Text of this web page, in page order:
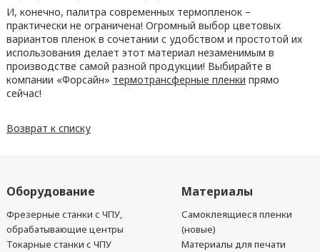
И, конечно, палитра современных термопленок –
практически не ограничена! Огромный выбор цветовых
вариантов пленок в сочетании с удобством и простотой их
использования делает этот материал незаменимым в
производстве самой разной продукции! Выбирайте в
компании «Форсайн» термотрансферные пленки прямо
сейчас!
Возврат к списку
Оборудование
Фрезерные станки с ЧПУ,
обрабатывающие центры
Токарные станки с ЧПУ
Материалы
Самоклеящиеся пленки
(новые)
Материалы для печати